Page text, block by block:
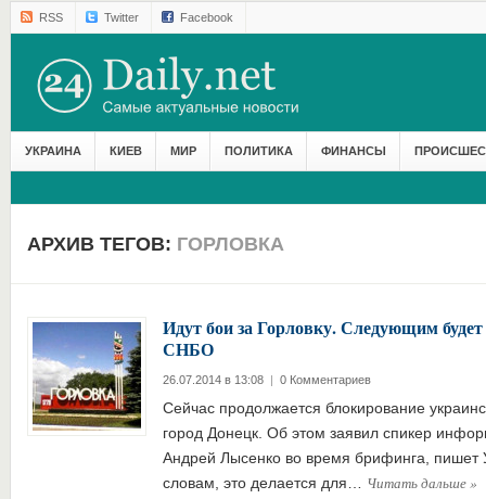
RSS Twitter Facebook
УКРАИНА КИЕВ МИР ПОЛИТИКА ФИНАНСЫ
АРХИВ ТЕГОВ: ГОРЛОВКА
Идут бои за Горловку. Следующим
СНБО
26.07.2014 в 13:08 | 0 Комментариев
Сейчас продолжается блокирование
город Донецк. Об этом заявил спикер
Андрей Лысенко во время брифинга, пишет
словам, это делается для… Читать дальше»